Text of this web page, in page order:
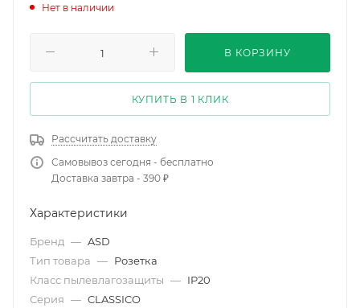
Нет в наличии
В КОРЗИНУ
КУПИТЬ В 1 КЛИК
Рассчитать доставку
Самовывоз сегодня - бесплатно
Доставка завтра - 390 ₽
Характеристики
Бренд — ASD
Тип товара — Розетка
Класс пылевлагозащиты — IP20
Серия — CLASSICO